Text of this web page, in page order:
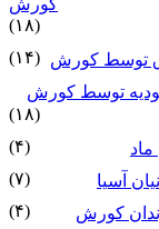
کورش
(۱۸)
توسط کورش (۱۴)
توسط کورش
(۱۸)
(۴)
آسیا
(۷)
کورش
(۴)